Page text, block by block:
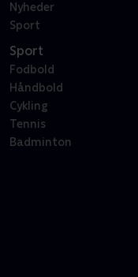
Nyheder
Sport
Sport
Fodbold
Håndbold
Cykling
Tennis
Badminton